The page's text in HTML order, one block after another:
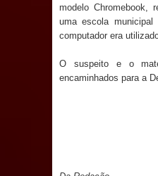
Confira!
Prefeitura
campanha
modelo Chromebook,
uma escola
computador era
O suspeito e o
encaminhados para a